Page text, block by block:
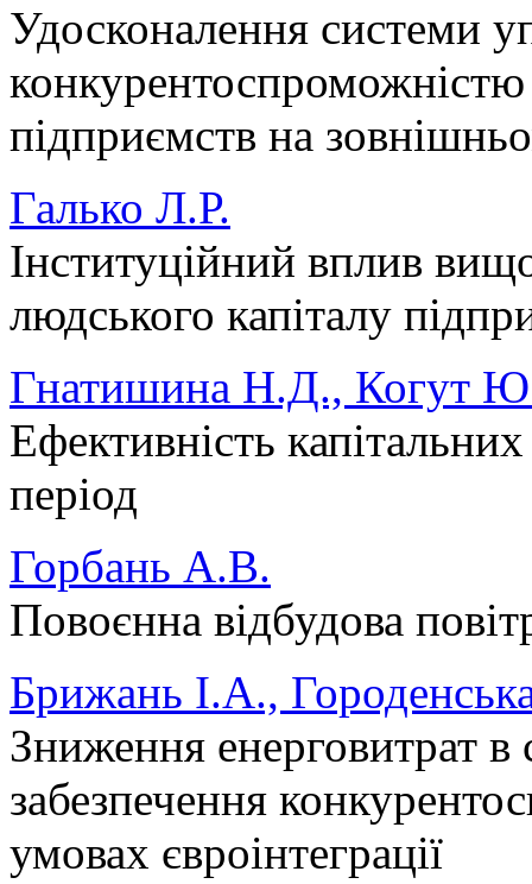
Удосконалення системи
конкурентоспроможністю
підприємств на
Галько Л.Р.
Інституційний вплив
людського капіталу
Гнатишина Н.Д., Когут
Ефективність
період
Горбань А.В.
Повоєнна відбудова
Брижань І.А.,
Зниження енерговитрат в
забезпечення
умовах євроінтеграції